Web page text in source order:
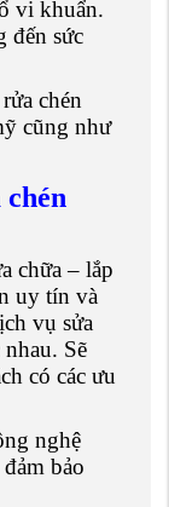
vi khuẩn.
đến sức
chén
cũng như
chữa – lắp
uy tín và
vụ sửa
Sẽ
có các ưu
nghệ
bảo